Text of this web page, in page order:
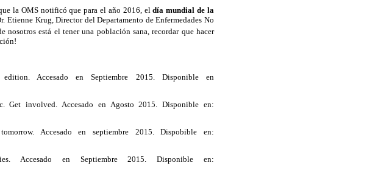
la OMS notificó que para el año 2016, eldía mundial de la
Etienne Krug, Director del Departamento de Enfermedades No
nosotros está el tener una población sana, recordar que hacer
Accesado en Septiembre 2015. Disponible en
Get involved. Accesado en Agosto 2015. Disponible en:
Accesado en septiembre 2015. Dispobible en:
Accesado en Septiembre 2015. Disponible en: